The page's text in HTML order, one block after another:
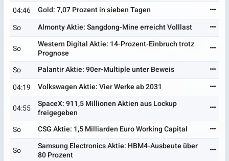
04:46
Gold: 7,07 Prozent in sieben Tagen
So
Almonty Aktie: Sangdong-Mine erreicht Volllast
So
Western Digital Aktie: 14-Prozent-Einbruch trotz
Prognose
So
Palantir Aktie: 90er-Multiple unter Beweis
04:19
Volkswagen Aktie: Vier Werke ab 2031
04:55
SpaceX: 911,5 Millionen Aktien aus Lockup
freigegeben
So
CSG Aktie: 1,5 Milliarden Euro Working Capital
So
Samsung Electronics Aktie: HBM4-Ausbeute über
80 Prozent